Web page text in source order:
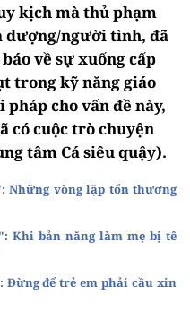
kịch mà thủ phạm
dượng/người tình, đã
về sự xuống cấp
trong kỹ năng giáo
cho vấn đề này,
có cuộc trò chuyện
tâm Cá siêu quậy).
Những vòng lặp tổn thương
Khi bản năng làm mẹ bị tê
để trẻ em phải cầu xin